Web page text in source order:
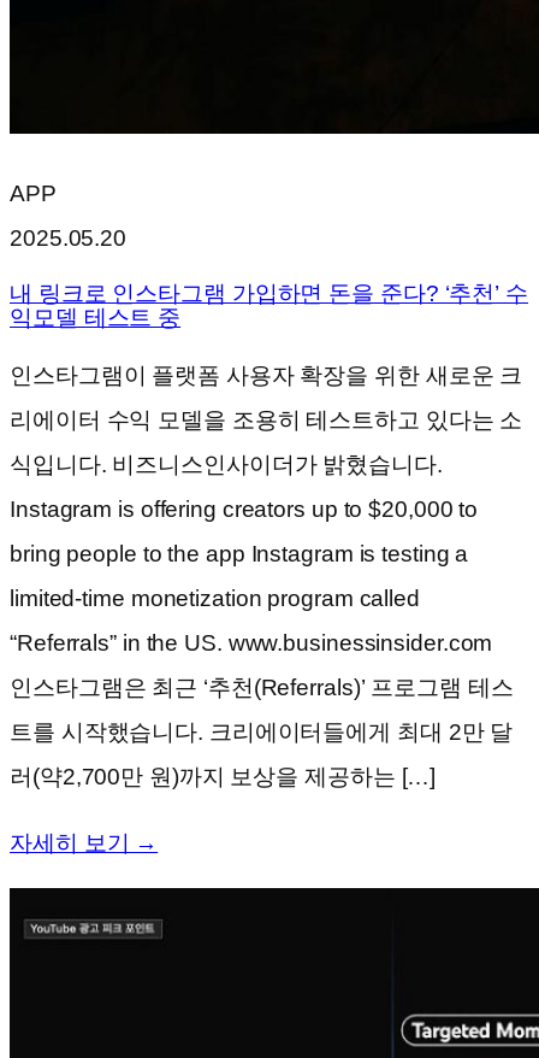
APP
2025.05.20
내 링크로 인스타그램 가입하면 돈을 준다? ‘추천’ 수
익모델 테스트 중
인스타그램이 플랫폼 사용자 확장을 위한 새로운 크
리에이터 수익 모델을 조용히 테스트하고 있다는 소
식입니다. 비즈니스인사이더가 밝혔습니다.
Instagram is offering creators up to $20,000 to
bring people to the app Instagram is testing a
limited-time monetization program called
“Referrals” in the US. www.businessinsider.com
인스타그램은 최근 ‘추천(Referrals)’ 프로그램 테스
트를 시작했습니다. 크리에이터들에게 최대 2만 달
러(약2,700만 원)까지 보상을 제공하는 […]
자세히 보기 →